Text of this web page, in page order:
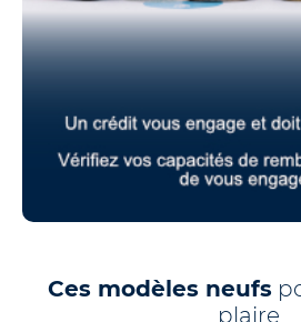
Ces modèles neufs
plaire